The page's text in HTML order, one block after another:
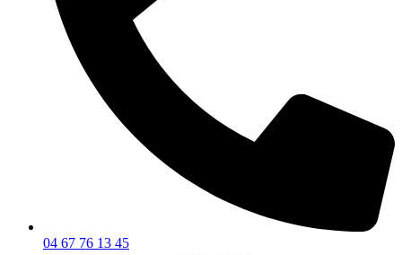
04 67 76 13 45